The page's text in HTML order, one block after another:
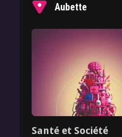
Aubette
Santé et Société